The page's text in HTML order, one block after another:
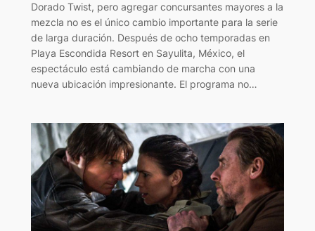
Dorado Twist, pero agregar concursantes mayores a la
mezcla no es el único cambio importante para la serie
de larga duración. Después de ocho temporadas en
Playa Escondida Resort en Sayulita, México, el
espectáculo está cambiando de marcha con una
nueva ubicación impresionante. El programa no…